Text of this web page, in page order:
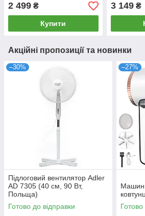
2 499 ₴
Купити
3 149₴
Акційні пропозиції та новинки
–30%
Підлоговий вентилятор Adler
AD 7305 (40 см, 90 Вт,
Польща)
Готово до відправки
–27%
Готово